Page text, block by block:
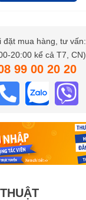
đặt mua hàng, tư vấn:
20:00 kể cả T7, CN)
99 00 20 20